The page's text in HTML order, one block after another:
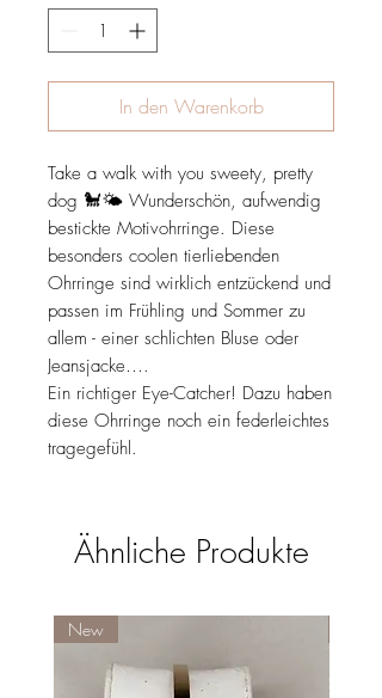
In den Warenkorb
Take a walk with you sweety, pretty
dog 🐩🌤 Wunderschön, aufwendig
bestickte Motivohrringe. Diese
besonders coolen tierliebenden
Ohrringe sind wirklich entzückend und
passen im Frühling und Sommer zu
allem - einer schlichten Bluse oder
Jeansjacke….
Ein richtiger Eye-Catcher! Dazu haben
diese Ohrringe noch ein federleichtes
tragegefühl.
Ähnliche Produkte
New